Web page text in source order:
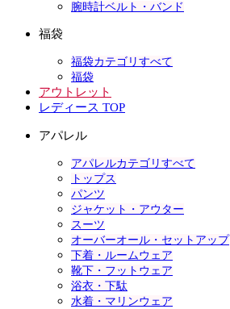
腕時計ベルト・バンド
福袋
福袋カテゴリすべて
福袋
アウトレット
レディース TOP
アパレル
アパレルカテゴリすべて
トップス
パンツ
ジャケット・アウター
スーツ
オーバーオール・セットアップ
下着・ルームウェア
靴下・フットウェア
浴衣・下駄
水着・マリンウェア